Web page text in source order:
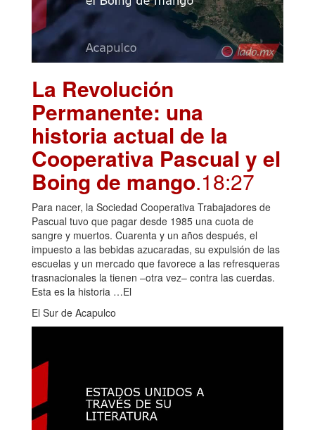
La Revolución
Permanente: una
historia actual de la
Cooperativa Pascual y el
Boing de mango.18:27
Para nacer, la Sociedad Cooperativa Trabajadores de
Pascual tuvo que pagar desde 1985 una cuota de
sangre y muertos. Cuarenta y un años después, el
impuesto a las bebidas azucaradas, su expulsión de las
escuelas y un mercado que favorece a las refresqueras
trasnacionales la tienen –otra vez– contra las cuerdas.
Esta es la historia …El
El Sur de Acapulco